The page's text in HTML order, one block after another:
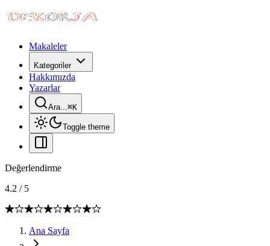
Makaleler
Kategoriler
Hakkımızda
Yazarlar
Ara...⌘K
Toggle theme
Değerlendirme
4.2 / 5
Ana Sayfa